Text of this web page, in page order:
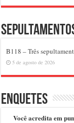
B118 – Três
5 de agosto de 2026
Enquetes
Você acredita em